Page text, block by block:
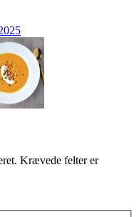
Krævede felter er